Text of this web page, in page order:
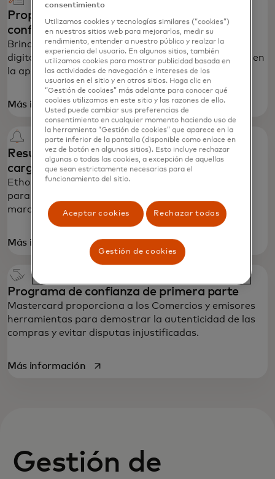
Proporciona claridad para reducir la
confusión
Brinda a los clientes más detalles, como recibos
digitales o suscripciones inteligentes, directamente en
la aplicación de tu banco.
Más informaciónse abre en una pestaña nueva
Resuelve disputas y evita devoluciones de
cargo
Ethoca Alerts conecta a los Comercios y emisores
para compartir datos de disputas neutrales a la
marca y evitar devoluciones de cargo.
Más información se abre en una pestaña nueva
Programa de confianza de primera parte
Mastercard proporciona a los Comercios y emisores
herramientas para demostrar la autenticidad de las
compras y evitar disputas injustificadas.
Más informaciónse abre en una pestaña nueva
Gestión de
consentimiento
Utilizamos cookies y tecnologías similares (“cookies”)
en nuestros sitios web para mejorarlos, medir su
rendimiento, entender a nuestro público y realzar la
experiencia del usuario. En algunos sitios, también
utilizamos cookies para mostrar publicidad basada en
las actividades de navegación e intereses de los
usuarios en el sitio y en otros sitios. Haga clic en
“Gestión de cookies” más adelante para conocer qué
cookies utilizamos en este sitio y las razones de ello.
Usted puede cambiar sus preferencias de
consentimiento en cualquier momento haciendo uso de
la herramienta “Gestión de cookies” que aparece en la
parte inferior de la pantalla (disponible como enlace en
vez de botón en algunos sitios). Esto incluye rechazar
algunas o todas las cookies, a excepción de aquellas
que sean estrictamente necesarias para el
funcionamiento del sitio.
Aceptar cookies Rechazar todas
Gestión de cookies